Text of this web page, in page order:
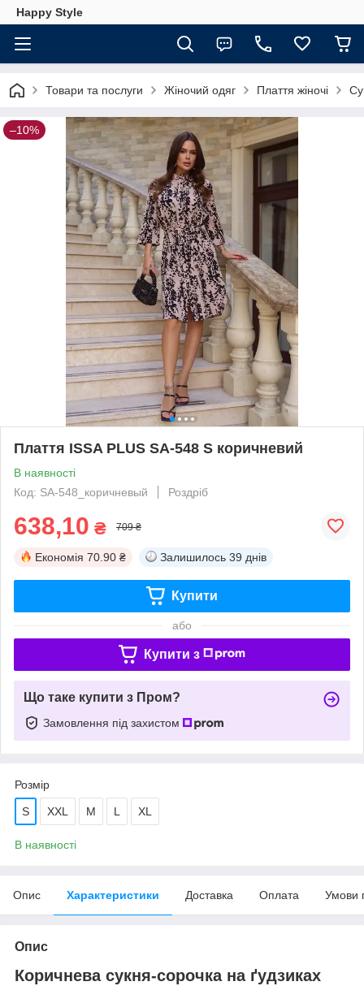
Happy Style
Товари та послуги Жіночий одяг Плаття жіночі
–10%
Плаття ISSA PLUS SA-548 S коричневий
В наявності
Код: SA-548_коричневый
Роздріб
638,10 ₴ 709 ₴
Економія 70.90 ₴ Залишилось 39 днів
Купити
або
Купити з
Що таке купити з Пром?
Замовлення під захистом
Розмір
S XXL M L XL
В наявності
Опис Характеристики Доставка Оплата Умови
Опис
Коричнева сукня-сорочка на ґудзиках